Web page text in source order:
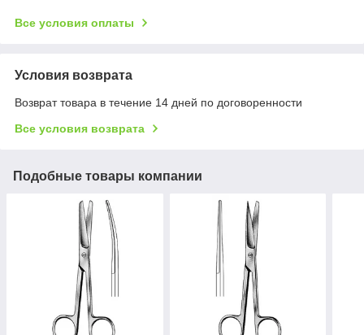
Все условия оплаты
Условия возврата
Возврат товара в течение 14 дней по договоренности
Все условия возврата
Подобные товары компании